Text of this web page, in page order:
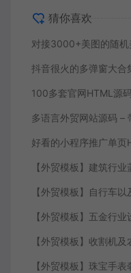
猜你喜欢
对接3000+美图的随机
抖音很火的多弹窗大合
多语言外贸网站源码 –
好看的小程序推广单页